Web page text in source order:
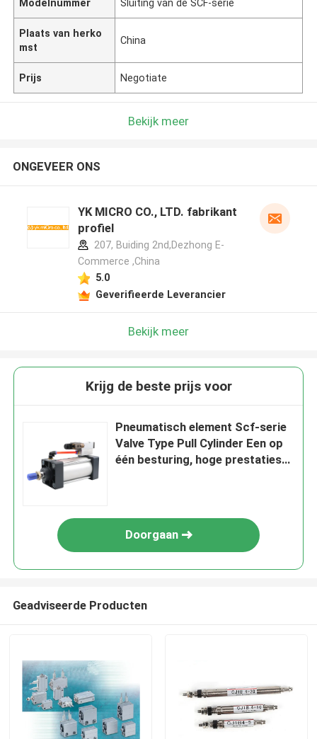
Modelnummer Sluiting van de SCF-serie
Plaats van herko
mst
China
Prijs Negotiate
Bekijk meer
ONGEVEER ONS
YK MICRO CO., LTD. fabrikant
profiel
207, Buiding 2nd,Dezhong E-
Commerce ,China
5.0
Geverifieerde Leverancier
Bekijk meer
Krijg de beste prijs voor
Pneumatisch element Scf-serie
Valve Type Pull Cylinder Een op
één besturing, hoge prestaties
Doorgaan
Geadviseerde Producten